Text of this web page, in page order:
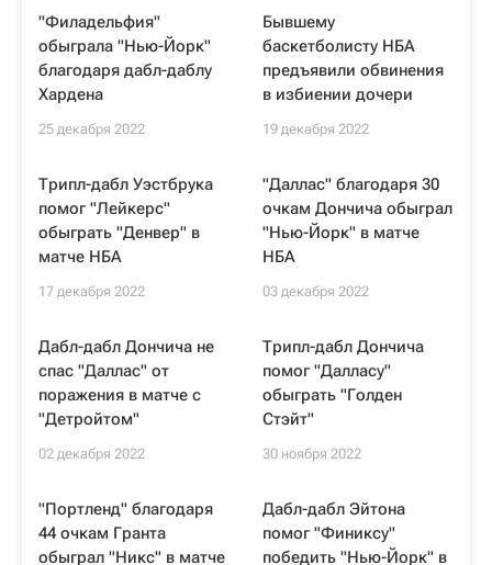
"Филадельфия"
обыграла "Нью-Йорк"
благодаря дабл-даблу
Хардена
25 декабря 2022
Бывшему
баскетболисту НБА
предъявили обвинения
в избиении дочери
19 декабря 2022
Трипл-дабл Уэстбрука
помог "Лейкерс"
обыграть "Денвер" в
матче НБА
17 декабря 2022
"Даллас" благодаря 30
очкам Дончича обыграл
"Нью-Йорк" в матче
НБА
03 декабря 2022
Дабл-дабл Дончича не
спас "Даллас" от
поражения в матче с
"Детройтом"
02 декабря 2022
Трипл-дабл Дончича
помог "Далласу"
обыграть "Голден
Стэйт"
30 ноября 2022
"Портленд" благодаря
44 очкам Гранта
обыграл "Никс" в матче
Дабл-дабл Эйтона
помог "Финиксу"
победить "Нью-Йорк" в